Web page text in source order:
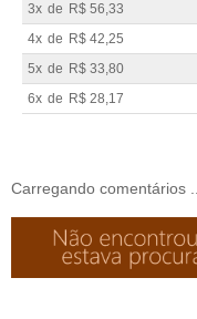
3x de R$ 56,33
4x de R$ 42,25
5x de R$ 33,80
6x de R$ 28,17
Carregando comentários ...